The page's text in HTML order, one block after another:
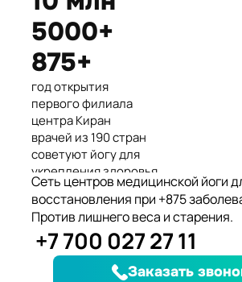
Международные призеры
Азиатского Чемпионата по
йогасана спорт и
представители Казахстана.
5000+
875+
год открытия
первого филиала
центра Киран
врачей из 190 стран
советуют йогу для
укрепления здоровья
клиентов улучшили
здоровье и
качество жизни
заболеваний, при
которых йога
дополняет лечение
Сеть центров медицинской йоги
восстановления при +875
Против лишнего веса и старения.
+7 700 027 27 11
Заказать